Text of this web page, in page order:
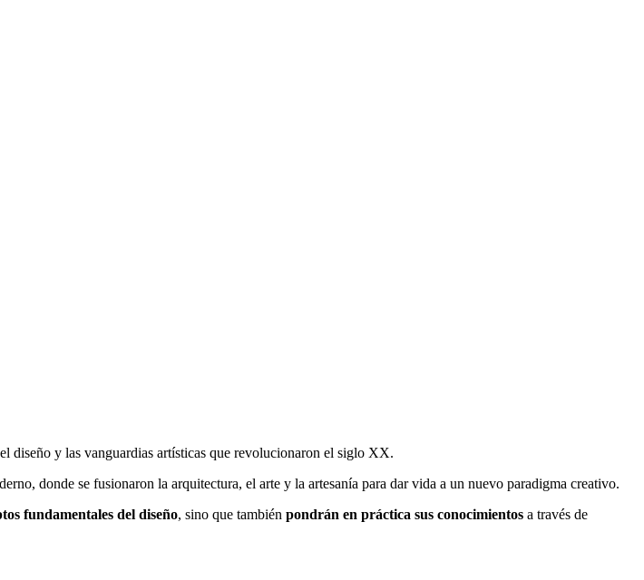
diseño y las vanguardias artísticas que revolucionaron el siglo XX.
donde se fusionaron la arquitectura, el arte y la artesanía para dar vida a un nuevo paradigma creativo.
fundamentales del diseño, sino que también pondrán en práctica sus conocimientos a través de